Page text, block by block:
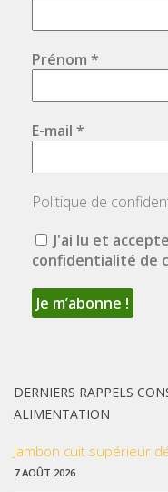
Prénom *
E-mail *
Politique de
J'ai lu et
confidentialité de
DERNIERS RAPPELS
ALIMENTATION
Jambon cuit supérieur
7 AOÛT 2026